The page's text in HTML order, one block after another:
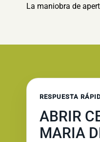
La maniobra de
RESPUESTA
ABRIR
MARIA